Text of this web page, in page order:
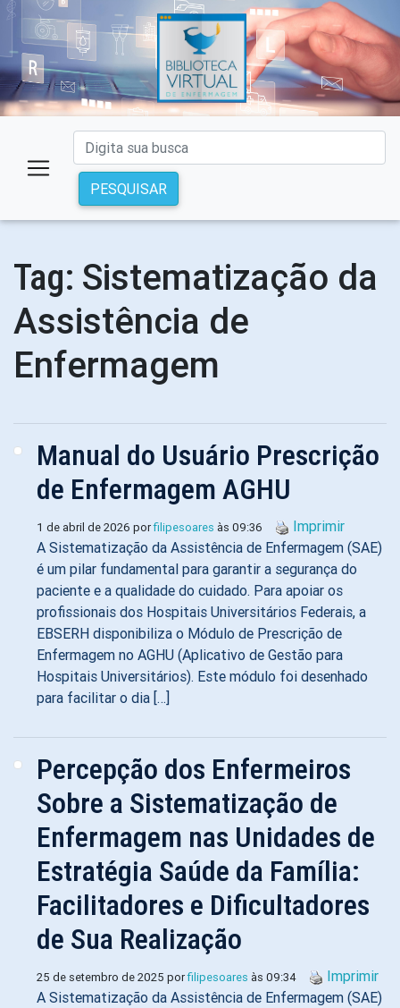
PESQUISAR
Tag: Sistematização da
Assistência de
Enfermagem
Manual do Usuário Prescrição
de Enfermagem AGHU
1 de abril de 2026 porfilipesoares às 09:36
Imprimir
A Sistematização da Assistência de Enfermagem (SAE)
é um pilar fundamental para garantir a segurança do
paciente e a qualidade do cuidado. Para apoiar os
profissionais dos Hospitais Universitários Federais, a
EBSERH disponibiliza o Módulo de Prescrição de
Enfermagem no AGHU (Aplicativo de Gestão para
Hospitais Universitários). Este módulo foi desenhado
para facilitar o dia […]
Percepção dos Enfermeiros
Sobre a Sistematização de
Enfermagem nas Unidades de
Estratégia Saúde da Família:
Facilitadores e Dificultadores
de Sua Realização
25 de setembro de 2025 porfilipesoares às 09:34
Imprimir
A Sistematização da Assistência de Enfermagem (SAE)